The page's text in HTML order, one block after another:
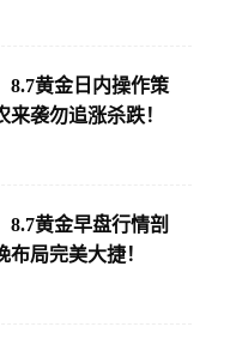
8.7黄金日内操作策
来袭勿追涨杀跌！
8.7黄金早盘行情剖
布局完美大捷！